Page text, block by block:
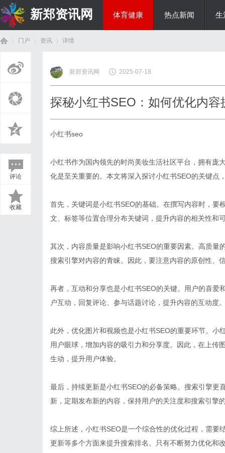
新郑资讯网 体育健康 热点新闻 生
门户 资讯
›
详情
评论
收藏
新郑资讯网 2025-07-18
探秘小红书SEO：如何优化内容
小红书seo
小红书作为国内领先的时尚美妆生活社区平台，拥有庞
化是至关重要的。本文将深入探讨小红书SEO的关键点
首先，关键词是小红书SEO的基础。在撰写内容时，要
文、标签等位置合理分布关键词，提升内容的相关性和
其次，内容质量是影响小红书SEO的重要因素。高质量
搜索引擎对内容的青睐。因此，要注意内容的原创性、
再者，互动和分享也是小红书SEO的关键。用户的喜爱
户互动，回复评论、参与话题讨论，提升内容的互动
此外，优化图片和视频也是小红书SEO的重要环节。
用户眼球，增加内容的吸引力和分享度。因此，在上传
生动，提升用户体验。
最后，持续更新是小红书SEO的必备策略。搜索引擎更
新，定期发布新的内容，保持用户的关注度和搜索引擎
综上所述，小红书SEO是一个综合性的优化过程，需要
更新等多个方面来提升搜索排名。只有不断努力优化和